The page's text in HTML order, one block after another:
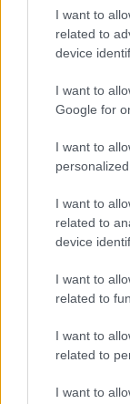
I want to
related to
device
I want to
Google for
I want to
I want to
related to
device
I want to
related to
I want to
related to
I want to
F
a
T
w